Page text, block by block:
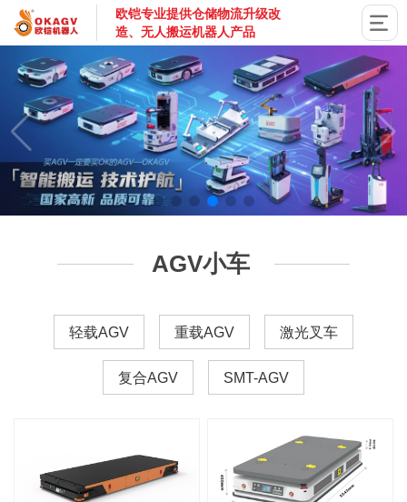
欧铠专业提供仓储物流升级改
造、无人搬运机器人产品
AGV小车
轻载AGV 重载AGV 激光叉车
复合AGV SMT-AGV